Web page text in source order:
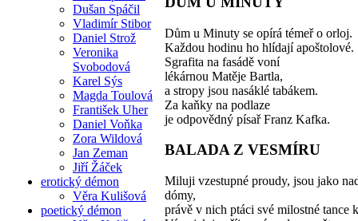
Dušan Spáčil
Vladimír Stibor
Daniel Strož
Veronika
Svobodová
Karel Sýs
Magda Toulová
František Uher
Daniel Voňka
Zora Wildová
Jan Zeman
Jiří Žáček
erotický démon
Věra Kulišová
poetický démon
Dům u Minuty se opírá témeř o orloj.
Každou hodinu ho hlídají apoštolové.
Sgrafita na fasádě voní
lékárnou Matěje Bartla,
a stropy jsou nasáklé tabákem.
Za kaňky na podlaze
je odpovědný písař Franz Kafka.
BALADA Z VESMÍRU
Miluji vzestupné proudy, jsou jako
dómy,
právě v nich ptáci své milostné tance